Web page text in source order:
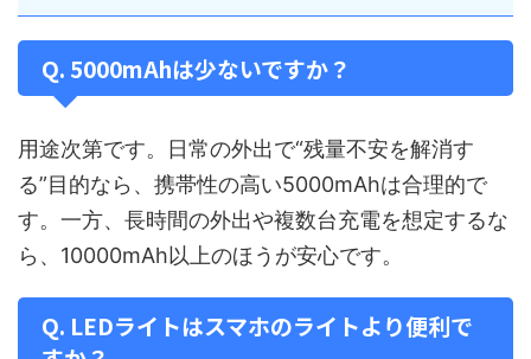
Q. 5000mAhは少ないですか？
用途次第です。日常の外出で“残量不安を解消す
る”目的なら、携帯性の高い5000mAhは合理的で
す。一方、長時間の外出や複数台充電を想定するな
ら、10000mAh以上のほうが安心です。
Q. LEDライトはスマホのライトより便利で